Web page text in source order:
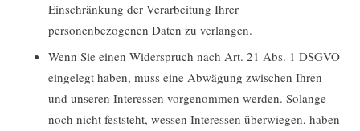
Einschränkung der Verarbeitung Ihrer
personenbezogenen Daten zu verlangen.
Wenn Sie einen Widerspruch nach Art. 21 Abs. 1 DSGVO
eingelegt haben, muss eine Abwägung zwischen Ihren
und unseren Interessen vorgenommen werden. Solange
noch nicht feststeht, wessen Interessen überwiegen, haben